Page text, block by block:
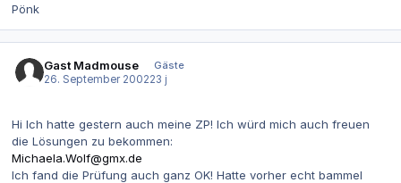
Pönk
Gast Madmouse
Gäste
26. September 200223 j
Hi Ich hatte gestern auch meine ZP! Ich würd mich auch freuen
die Lösungen zu bekommen:
Michaela.Wolf@gmx.de
Ich fand die Prüfung auch ganz OK! Hatte vorher echt bammel